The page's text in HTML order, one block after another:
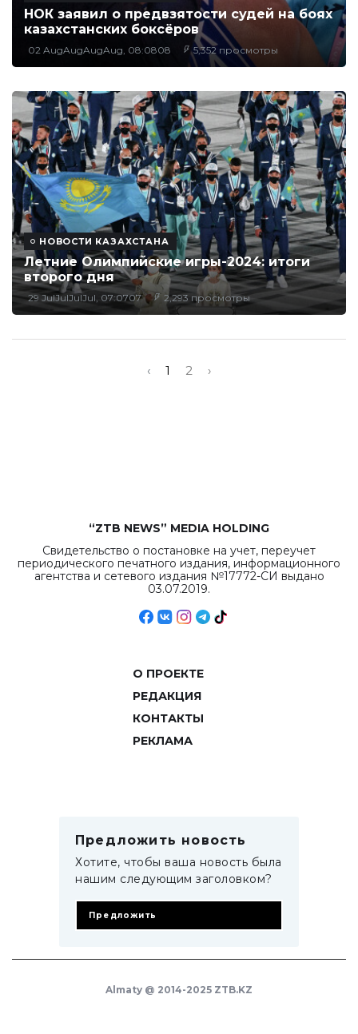
НОК заявил о предвзятости судей на боях
казахстанских боксёров
02 AugAugAugAug, 08:0808 5,352 просмотры
НОВОСТИ КАЗАХСТАНА
Летние Олимпийские игры-2024: итоги
второго дня
29 JulJulJulJul, 07:0707 2,293 просмотры
‹ 1 2 ›
“ZTB NEWS” MEDIA HOLDING
Свидетельство о постановке на учет, переучет
периодического печатного издания, информационного
агентства и сетевого издания №17772-СИ выдано
03.07.2019.
О ПРОЕКТЕ
РЕДАКЦИЯ
КОНТАКТЫ
РЕКЛАМА
Предложить новость
Хотите, чтобы ваша новость была
нашим следующим заголовком?
Предложить
Almaty @ 2014-2025 ZTB.KZ